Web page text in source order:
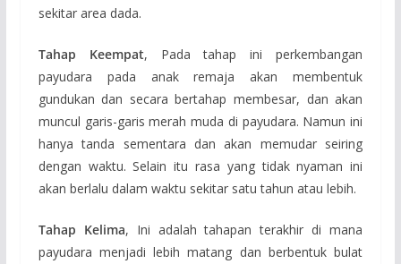
sekitar area dada.
Tahap Keempat, Pada tahap ini perkembangan
payudara pada anak remaja akan membentuk
gundukan dan secara bertahap membesar, dan akan
muncul garis-garis merah muda di payudara. Namun ini
hanya tanda sementara dan akan memudar seiring
dengan waktu. Selain itu rasa yang tidak nyaman ini
akan berlalu dalam waktu sekitar satu tahun atau lebih.
Tahap Kelima, Ini adalah tahapan terakhir di mana
payudara menjadi lebih matang dan berbentuk bulat